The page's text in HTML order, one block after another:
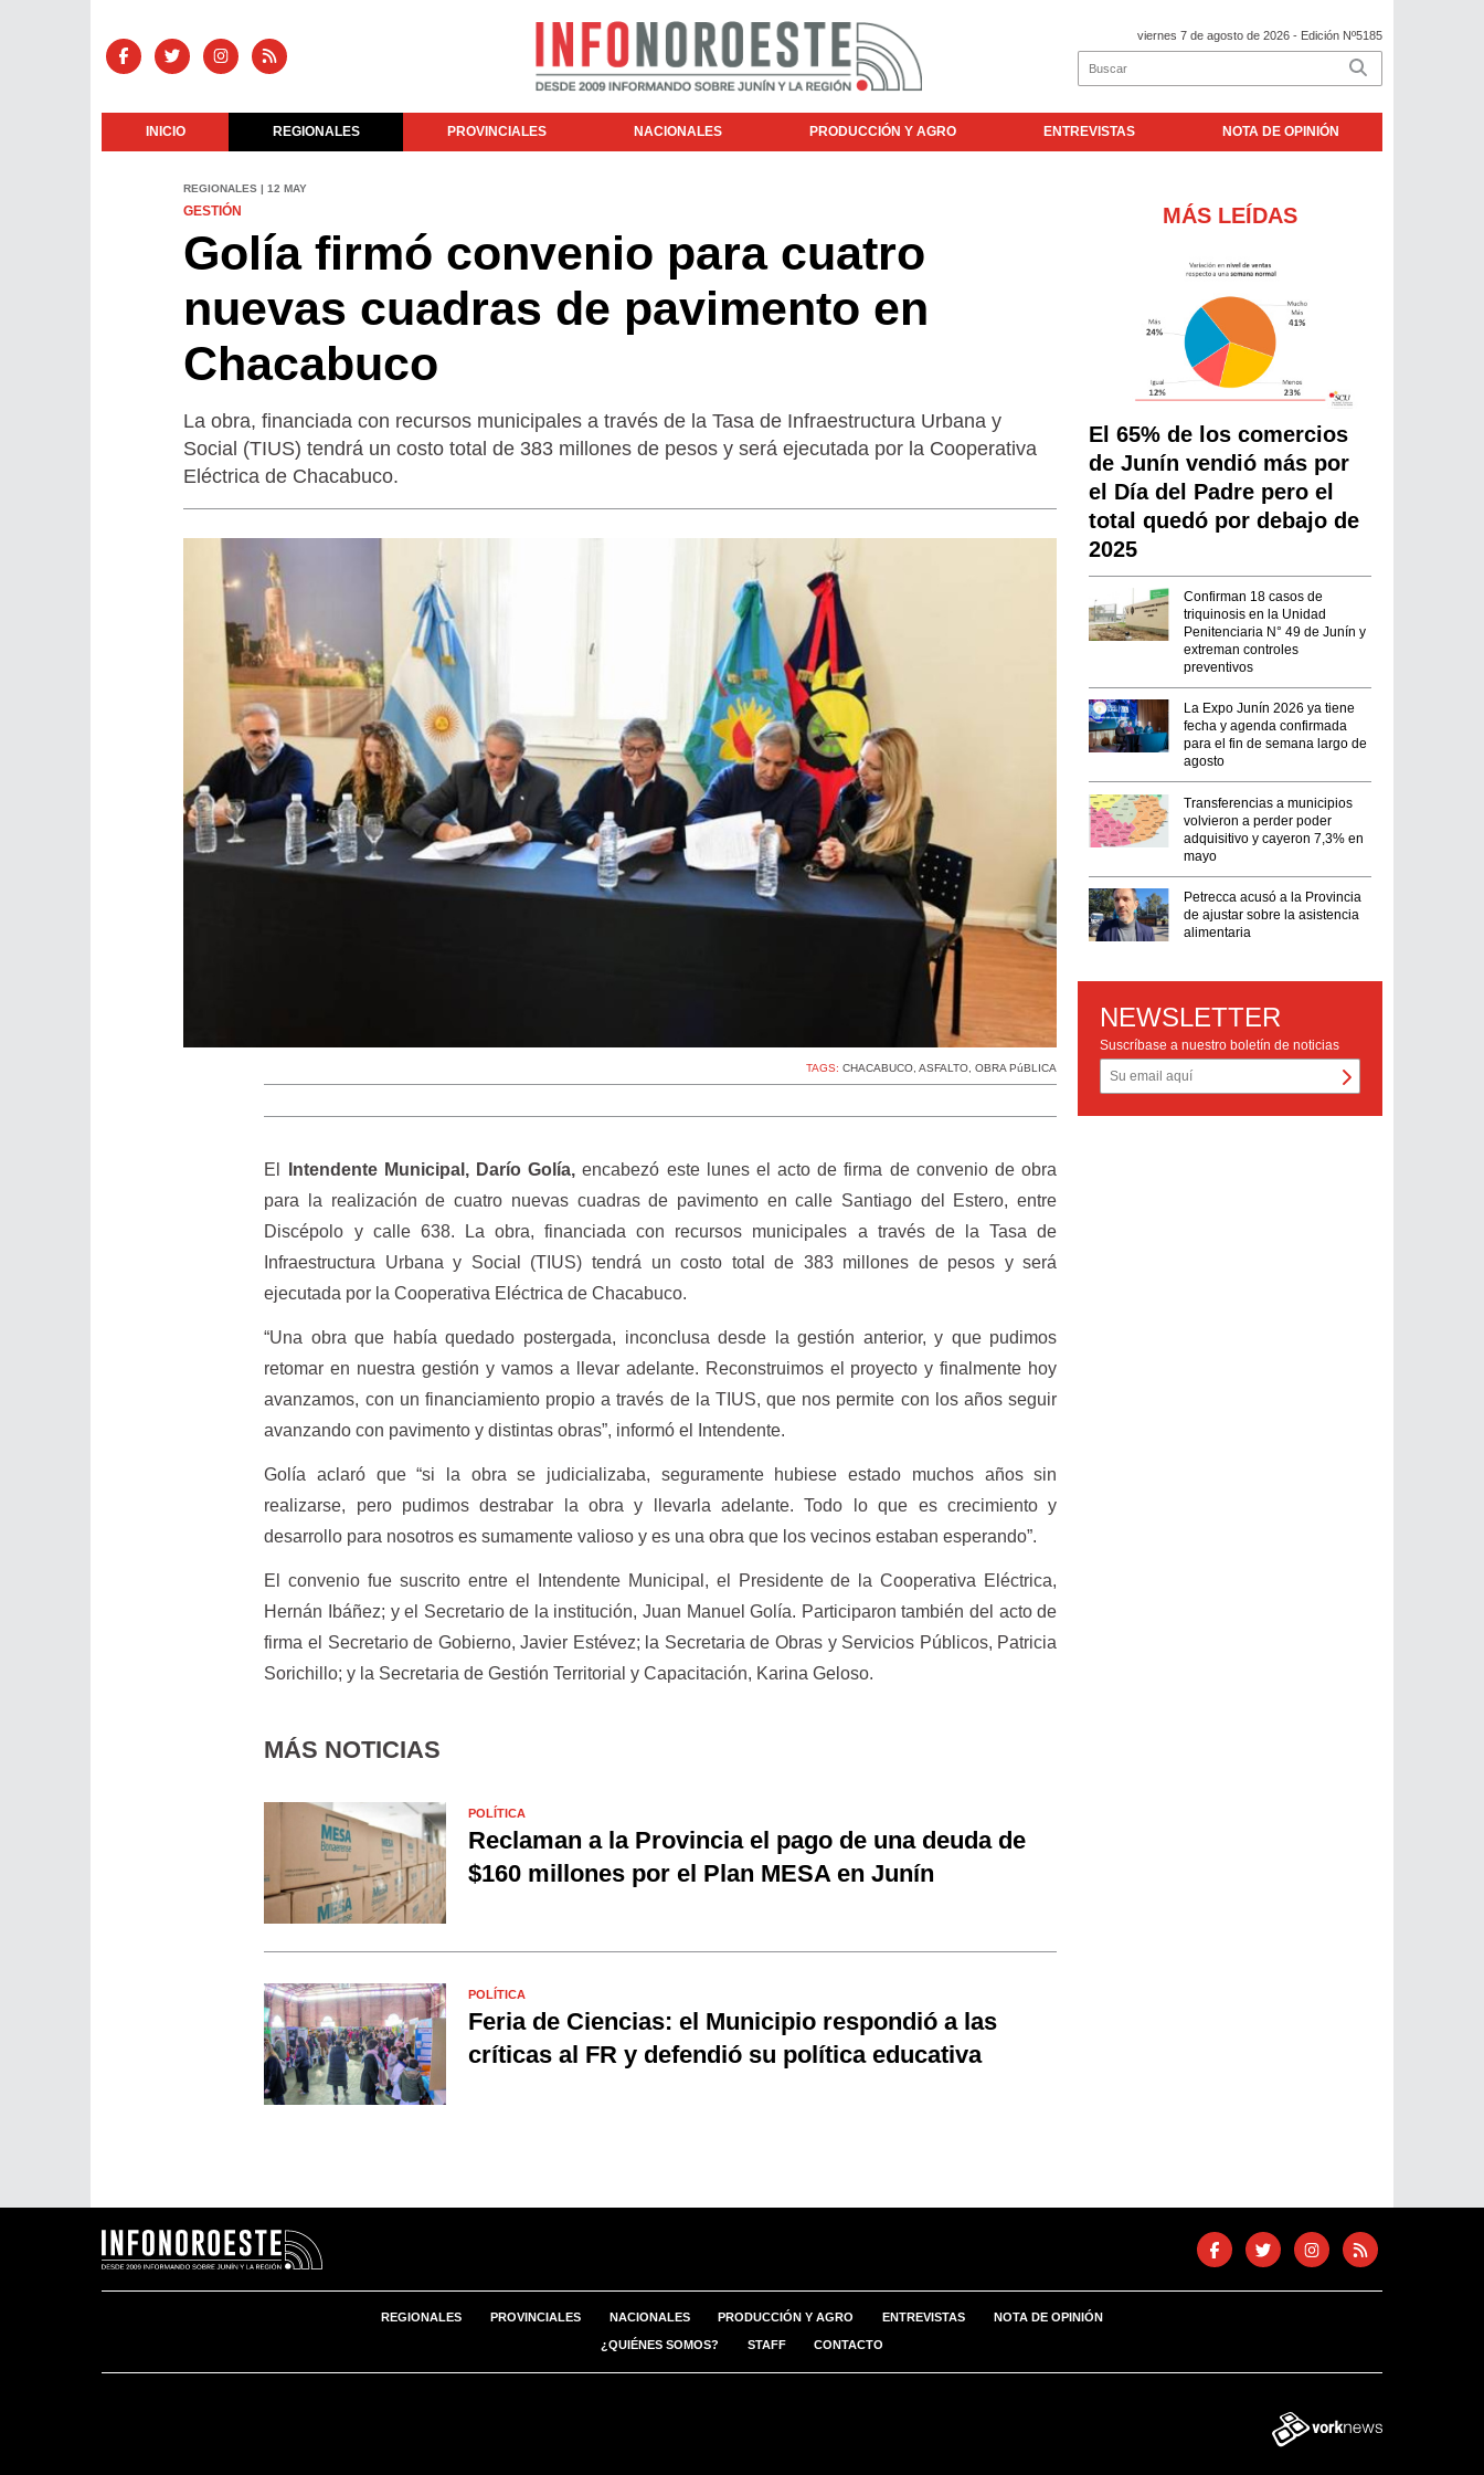
viernes 7 de agosto de 2026 - Edición Nº5185
INICIO REGIONALES PROVINCIALES NACIONALES PRODUCCIÓN Y AGRO ENTREVISTAS NOTA DE OPINIÓN
REGIONALES | 12 MAY
GESTIÓN
Golía firmó convenio para cuatro
nuevas cuadras de pavimento en
Chacabuco
La obra, financiada con recursos municipales a través de la Tasa de Infraestructura Urbana y
Social (TIUS) tendrá un costo total de 383 millones de pesos y será ejecutada por la Cooperativa
Eléctrica de Chacabuco.
TAGS:CHACABUCO ,ASFALTO ,OBRA PúBLICA
El Intendente Municipal, Darío Golía, encabezó este lunes el acto de firma de convenio de obra
para la realización de cuatro nuevas cuadras de pavimento en calle Santiago del Estero, entre
Discépolo y calle 638. La obra, financiada con recursos municipales a través de la Tasa de
Infraestructura Urbana y Social (TIUS) tendrá un costo total de 383 millones de pesos y será
ejecutada por la Cooperativa Eléctrica de Chacabuco.
“Una obra que había quedado postergada, inconclusa desde la gestión anterior, y que pudimos
retomar en nuestra gestión y vamos a llevar adelante. Reconstruimos el proyecto y finalmente hoy
avanzamos, con un financiamiento propio a través de la TIUS, que nos permite con los años seguir
avanzando con pavimento y distintas obras”, informó el Intendente.
Golía aclaró que “si la obra se judicializaba, seguramente hubiese estado muchos años sin
realizarse, pero pudimos destrabar la obra y llevarla adelante. Todo lo que es crecimiento y
desarrollo para nosotros es sumamente valioso y es una obra que los vecinos estaban esperando”.
El convenio fue suscrito entre el Intendente Municipal, el Presidente de la Cooperativa Eléctrica,
Hernán Ibáñez; y el Secretario de la institución, Juan Manuel Golía. Participaron también del acto de
firma el Secretario de Gobierno, Javier Estévez; la Secretaria de Obras y Servicios Públicos, Patricia
Sorichillo; y la Secretaria de Gestión Territorial y Capacitación, Karina Geloso.
MÁS NOTICIAS
POLÍTICA
Reclaman a la Provincia el pago de una deuda de
$160 millones por el Plan MESA en Junín
POLÍTICA
Feria de Ciencias: el Municipio respondió a las
críticas al FR y defendió su política educativa
MÁS LEÍDAS
El 65% de los comercios
de Junín vendió más por
el Día del Padre pero el
total quedó por debajo de
2025
Confirman 18 casos de
triquinosis en la Unidad
Penitenciaria N° 49 de Junín y
extreman controles
preventivos
La Expo Junín 2026 ya tiene
fecha y agenda confirmada
para el fin de semana largo de
agosto
Transferencias a municipios
volvieron a perder poder
adquisitivo y cayeron 7,3% en
mayo
Petrecca acusó a la Provincia
de ajustar sobre la asistencia
alimentaria
NEWSLETTER
Suscríbase a nuestro boletín de noticias
REGIONALES PROVINCIALES NACIONALES PRODUCCIÓN Y AGRO ENTREVISTAS NOTA DE OPINIÓN
¿QUIÉNES SOMOS? STAFF CONTACTO